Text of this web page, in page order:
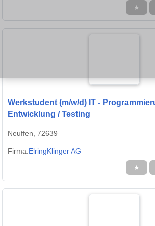
★
Werkstudent (m/w/d) IT -
Entwicklung / Testing
Neuffen, 72639
Firma:ElringKlinger AG
★